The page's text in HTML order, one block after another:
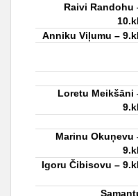
Raivi Randohu
Anniku Viļumu –
Loretu Meikšāni
Marinu Okuņevu
Igoru Čibisovu –